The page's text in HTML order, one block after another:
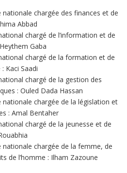
nationale chargée des finances et de
Abbad
chargé de l’information et de
Gaba
chargé de la formation et de
Kaci Saadi
chargé de la gestion des
: Ouled Dada Hassan
nationale chargée de la législation et
: Amal Bentaher
chargé de la jeunesse et de
nationale chargée de la femme, de
de l’homme : Ilham Zazoune